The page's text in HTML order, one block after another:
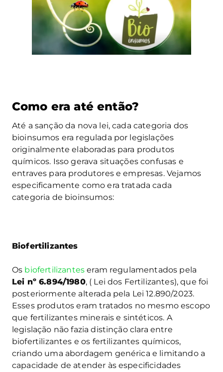
Como era até então?
Até a sanção da nova lei, cada categoria dos
bioinsumos era regulada por legislações
originalmente elaboradas para produtos
químicos. Isso gerava situações confusas e
entraves para produtores e empresas. Vejamos
especificamente como era tratada cada
categoria de bioinsumos:
Biofertilizantes
Os biofertilizantes eram regulamentados pela
Lei nº 6.894/1980, ( Lei dos Fertilizantes), que foi
posteriormente alterada pela Lei 12.890/2023.
Esses produtos eram tratados no mesmo escopo
que fertilizantes minerais e sintéticos. A
legislação não fazia distinção clara entre
biofertilizantes e os fertilizantes químicos,
criando uma abordagem genérica e limitando a
capacidade de atender às especificidades